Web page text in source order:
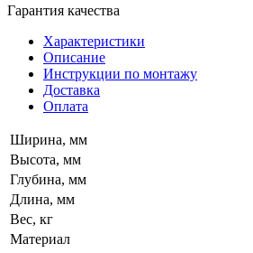
Гарантия качества
Характеристики
Описание
Инструкции по монтажу
Доставка
Оплата
Ширина, мм
Высота, мм
Глубина, мм
Длина, мм
Вес, кг
Материал